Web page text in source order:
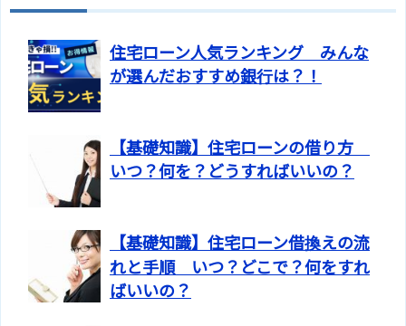
住宅ローン人気ランキング みんな
が選んだおすすめ銀行は？！
【基礎知識】住宅ローンの借り方
いつ？何を？どうすればいいの？
【基礎知識】住宅ローン借換えの流
れと手順 いつ？どこで？何をすれ
ばいいの？